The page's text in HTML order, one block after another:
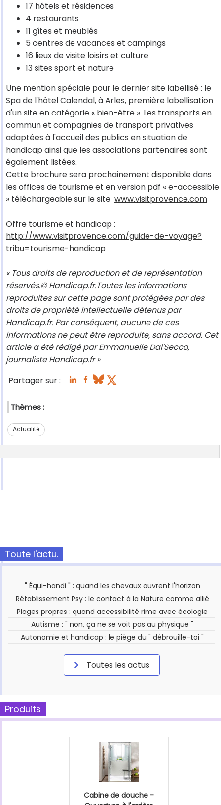
17 hôtels et résidences
4 restaurants
11 gîtes et meublés
5 centres de vacances et campings
16 lieux de visite loisirs et culture
13 sites sport et nature
Une mention spéciale pour le dernier site labellisé : le
Spa de l'hôtel Calendal, à Arles, première labellisation
d'un site en catégorie « bien-être ». Les transports en
commun et compagnies de transport privatives
adaptées à l'accueil des publics en situation de
handicap ainsi que les associations partenaires sont
également listées.
Cette brochure sera prochainement disponible dans
les offices de tourisme et en version pdf « e-accessible
» téléchargeable sur le site www.visitprovence.com
Offre tourisme et handicap :
http://www.visitprovence.com/guide-de-voyage?
tribu=tourisme-handicap
« Tous droits de reproduction et de représentation
réservés.© Handicap.fr.Toutes les informations
reproduites sur cette page sont protégées par des
droits de propriété intellectuelle détenus par
Handicap.fr. Par conséquent, aucune de ces
informations ne peut être reproduite, sans accord. Cet
article a été rédigé par Emmanuelle Dal'Secco,
journaliste Handicap.fr »
Partager sur :
Thèmes :
Actualité
Toute l'actu.
" Équi-handi " : quand les chevaux ouvrent l'horizon
Rétablissement Psy : le contact à la Nature comme allié
Plages propres : quand accessibilité rime avec écologie
Autisme : " non, ça ne se voit pas au physique "
Autonomie et handicap : le piège du " débrouille-toi "
Toutes les actus
Produits
Cabine de douche -